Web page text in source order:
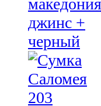
джинс +
черный